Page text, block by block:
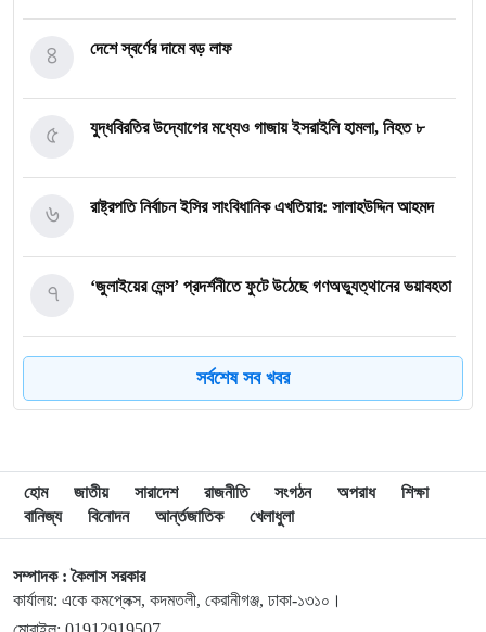
দেশে স্বর্ণের দামে বড় লাফ
৪
যুদ্ধবিরতির উদ্যোগের মধ্যেও গাজায় ইসরাইলি হামলা, নিহত ৮
৫
রাষ্ট্রপতি নির্বাচন ইসির সাংবিধানিক এখতিয়ার: সালাহউদ্দিন আহমদ
৬
‘জুলাইয়ের লেন্স’ প্রদর্শনীতে ফুটে উঠেছে গণঅভ্যুত্থানের ভয়াবহতা
৭
জনগণ আপনাকে স্বাগত জানাতে প্রস্তুত, কীভাবে আসবেন আসেন:
ইরানে হামলার পরিকল্পনা বাতিল করলেন ট্রাম্প
১০
ইয়ামাল ইতিহাস গড়বে, তবে এবার নয়: মেসি
১১
সর্বশেষ সব খবর
হোম জাতীয় সারাদেশ রাজনীতি সংগঠন অপরাধ
শিক্ষা
বানিজ্য
বিনোদন আর্ন্তজাতিক খেলাধুলা
সম্পাদক : কৈলাস সরকার
কার্যালয়: একে কমপ্লেক্স, কদমতলী, কেরানীগঞ্জ, ঢাকা-১৩১০।